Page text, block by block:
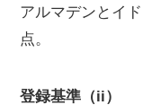
アルマデンとイ
点。
登録基準（ii）